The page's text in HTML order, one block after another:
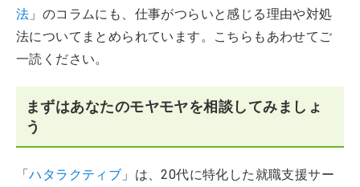
法 」のコラムにも、仕事がつらいと感じる理由や対処
法についてまとめられています。こちらもあわせてご
一読ください。
まずはあなたのモヤモヤを相談してみましょ
う
「ハタラクティブ 」は、20代に特化した就職支援サー